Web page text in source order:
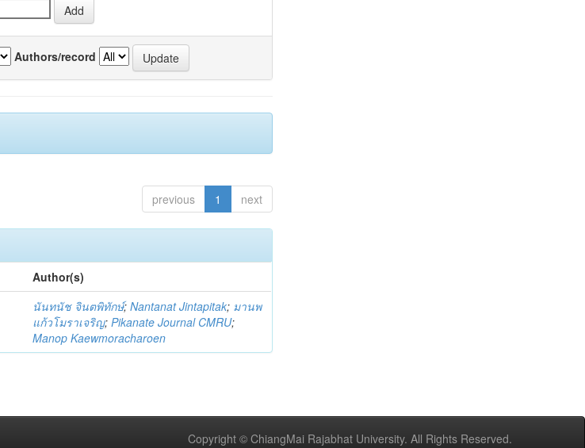
Authors/record
previous 1 next
Author(s)
นันทนัช จินตพิทักษ์;Nantanat Jintapitak; มานพ
แก้วโมราเจริญ;Pikanate Journal CMRU;
Manop Kaewmoracharoen
Copyright © ChiangMai Rajabhat University. All Rights Reserved.